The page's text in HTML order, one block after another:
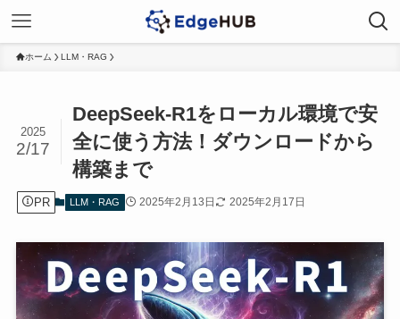
ホーム LLM・RAG
DeepSeek-R1をローカル環境で安
全に使う方法！ダウンロードから
構築まで
2025
2/17
PR LLM・RAG 2025年2月13日 2025年2月17日